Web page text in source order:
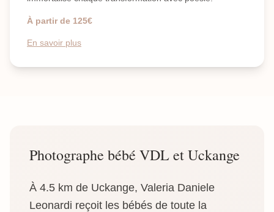
À partir de 125€
En savoir plus
Photographe bébé VDL et Uckange
À 4.5 km de Uckange, Valeria Daniele
Leonardi reçoit les bébés de toute la